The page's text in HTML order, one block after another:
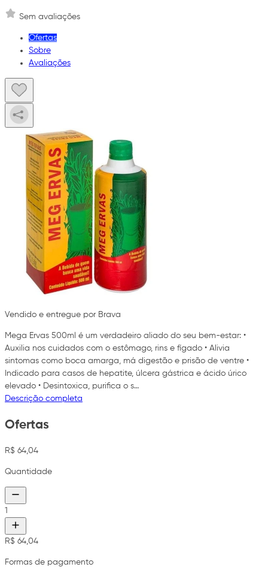
Sem avaliações
Ofertas
Sobre
Avaliações
Vendido e entregue por Brava
Mega Ervas 500ml é um verdadeiro aliado do seu bem-estar: •
Auxilia nos cuidados com o estômago, rins e fígado • Alivia
sintomas como boca amarga, má digestão e prisão de ventre •
Indicado para casos de hepatite, úlcera gástrica e ácido úrico
elevado • Desintoxica, purifica o s…
Descrição completa
Ofertas
R$ 64,04
Quantidade
1
R$ 64,04
Formas de pagamento